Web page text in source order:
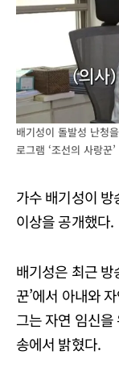
배기성이 돌발성 난청
로그램 ‘조선의 사랑꾼’
가수 배기성이
이상을 공개했다.
배기성은 최근 방
꾼’에서 아내와
그는 자연 임신을
송에서 밝혔다.